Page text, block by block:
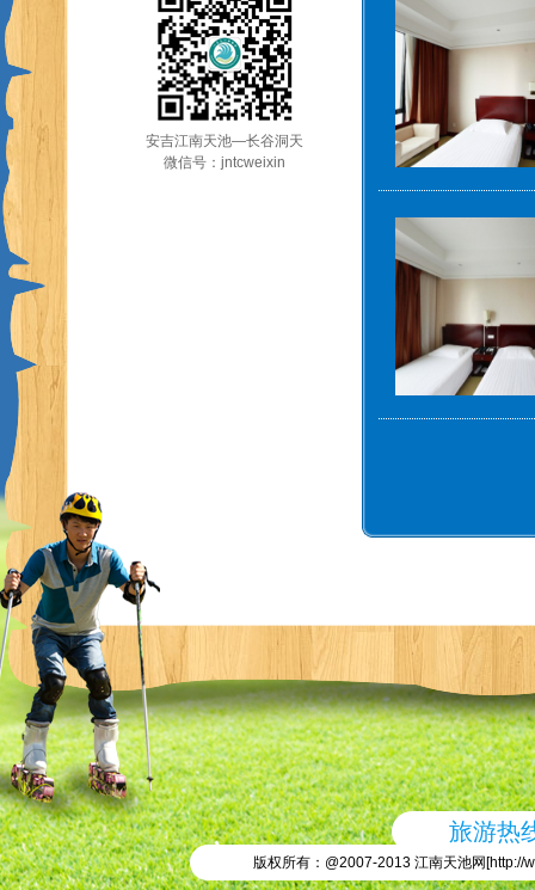
安吉江南天池—长谷洞天
微信号：jntcweixin
旅游热
版权所有：@2007-2013 江南天池网[http://